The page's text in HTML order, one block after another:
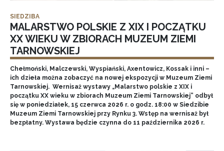
SIEDZIBA
MALARSTWO POLSKIE Z XIX I POCZĄTKU
XX WIEKU W ZBIORACH MUZEUM ZIEMI
TARNOWSKIEJ
Chełmoński, Malczewski, Wyspiański, Axentowicz, Kossak i inni –
ich dzieła można zobaczyć na nowej ekspozycji w Muzeum Ziemi
Tarnowskiej. Wernisaż wystawy „Malarstwo polskie z XIX i
początku XX wieku w zbiorach Muzeum Ziemi Tarnowskiej” odbył
się w poniedziałek, 15 czerwca 2026 r. o godz. 18:00 w Siedzibie
Muzeum Ziemi Tarnowskiej przy Rynku 3. Wstęp na wernisaż był
bezpłatny. Wystawa będzie czynna do 11 października 2026 r.